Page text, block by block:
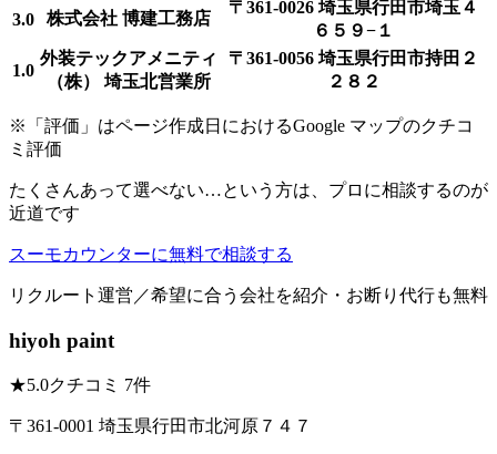
3.0 株式会社 博建工務店
〒361-0026 埼玉県行田市埼玉４
６５９−１
1.0
外装テックアメニティ
（株） 埼玉北営業所
〒361-0056 埼玉県行田市持田２
２８２
※「評価」はページ作成日におけるGoogle マップのクチコ
ミ評価
たくさんあって選べない…という方は、プロに相談するのが
近道です
スーモカウンターに無料で相談する
リクルート運営／希望に合う会社を紹介・お断り代行も無料
hiyoh paint
★5.0クチコミ 7件
〒361-0001 埼玉県行田市北河原７４７